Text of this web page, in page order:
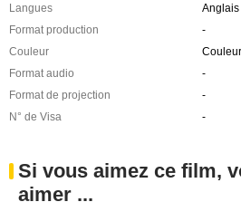
Langues
Anglais
Format production
-
Couleur
Couleur
Format audio
-
Format de projection
-
N° de Visa
-
Si vous aimez ce film,
aimer ...